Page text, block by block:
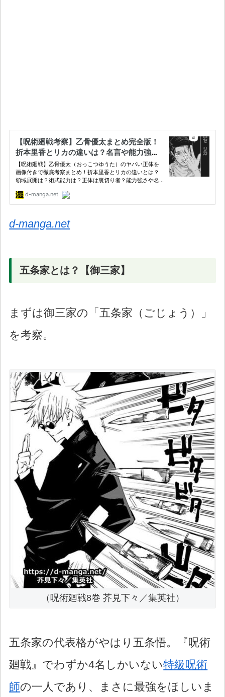
d-manga.net
五条家とは？【御三家】
まずは御三家の「五条家（ごじょう）」
を考察。
（呪術廻戦8巻 芥見下々／集英社）
五条家の代表格がやはり五条悟。『呪術
廻戦』でわずか4名しかいない特級呪術
師の一人であり、まさに最強をほしいま